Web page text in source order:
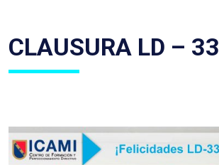
CLAUSURA LD – 33